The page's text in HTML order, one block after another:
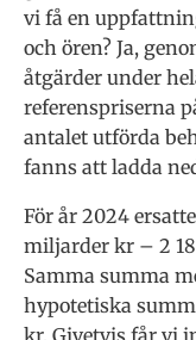
vi få en
och ören? Ja,
åtgärder under
referenspriserna
antalet utförda
fanns att ladda
För år 2024
miljarder kr – 2
Samma summa
hypotetiska